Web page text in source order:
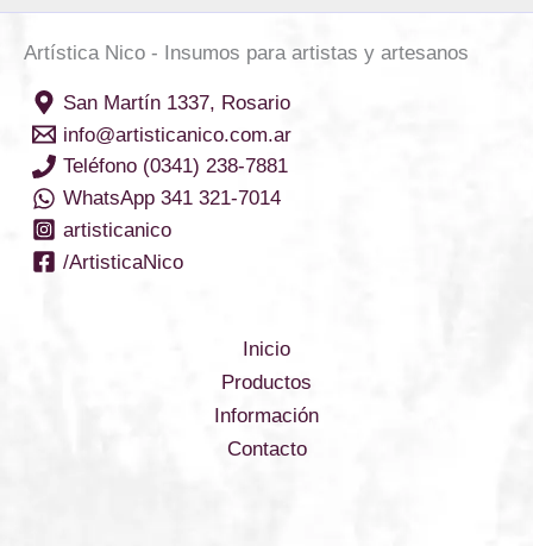
Artística Nico - Insumos para artistas y artesanos
San Martín 1337, Rosario
info@artisticanico.com.ar
Teléfono (0341) 238-7881
WhatsApp 341 321-7014
artisticanico
/ArtisticaNico
Inicio
Productos
Información
Contacto